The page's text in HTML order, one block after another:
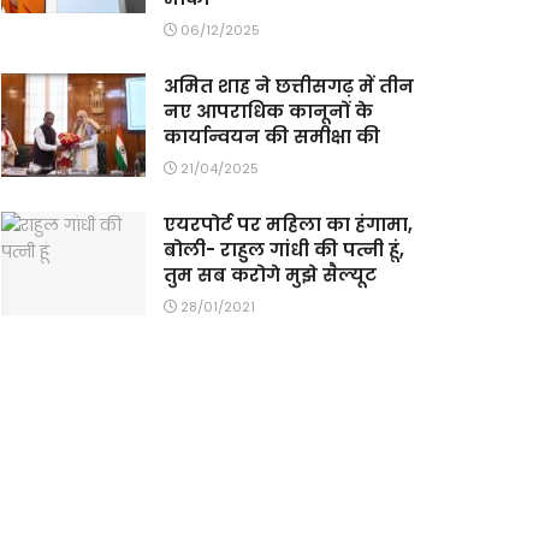
06/12/2025
अमित शाह ने छत्तीसगढ़ में तीन
नए आपराधिक कानूनों के
कार्यान्वयन की समीक्षा की
21/04/2025
एयरपोर्ट पर महिला का हंगामा,
बोली- राहुल गांधी की पत्नी हूं,
तुम सब करोगे मुझे सैल्यूट
28/01/2021